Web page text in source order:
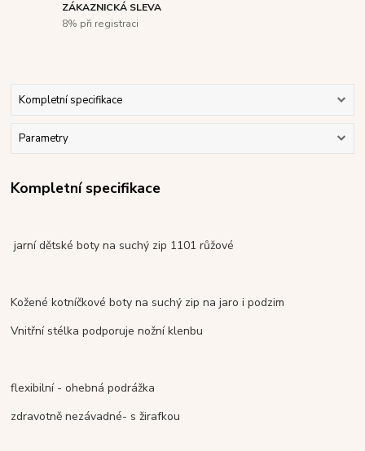
ZÁKAZNICKÁ SLEVA
8% při registraci
Kompletní specifikace
Parametry
Kompletní specifikace
jarní dětské boty na suchý zip 1101 růžové
Kožené kotníčkové boty na suchý zip na jaro i podzim
Vnitřní stélka podporuje nožní klenbu
flexibilní - ohebná podrážka
zdravotně nezávadné- s žirafkou